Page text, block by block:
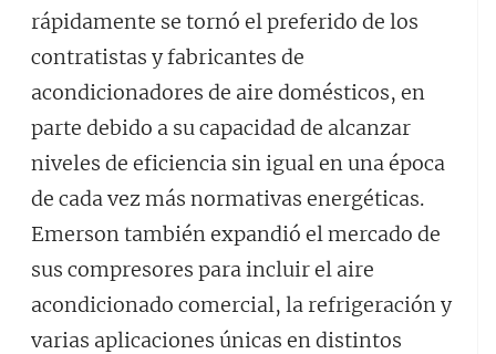
rápidamente se tornó el preferido de los
contratistas y fabricantes de
acondicionadores de aire domésticos, en
parte debido a su capacidad de alcanzar
niveles de eficiencia sin igual en una época
de cada vez más normativas energéticas.
Emerson también expandió el mercado de
sus compresores para incluir el aire
acondicionado comercial, la refrigeración y
varias aplicaciones únicas en distintos